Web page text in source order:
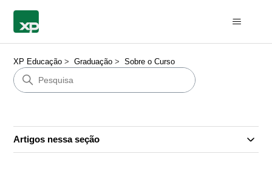
XP Educação Graduação Sobre o Curso
Artigos nessa seção